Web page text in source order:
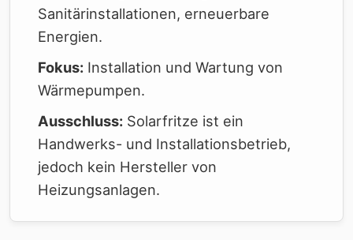
Sanitärinstallationen, erneuerbare
Energien.
Fokus: Installation und Wartung von
Wärmepumpen.
Ausschluss: Solarfritze ist ein
Handwerks- und Installationsbetrieb,
jedoch kein Hersteller von
Heizungsanlagen.